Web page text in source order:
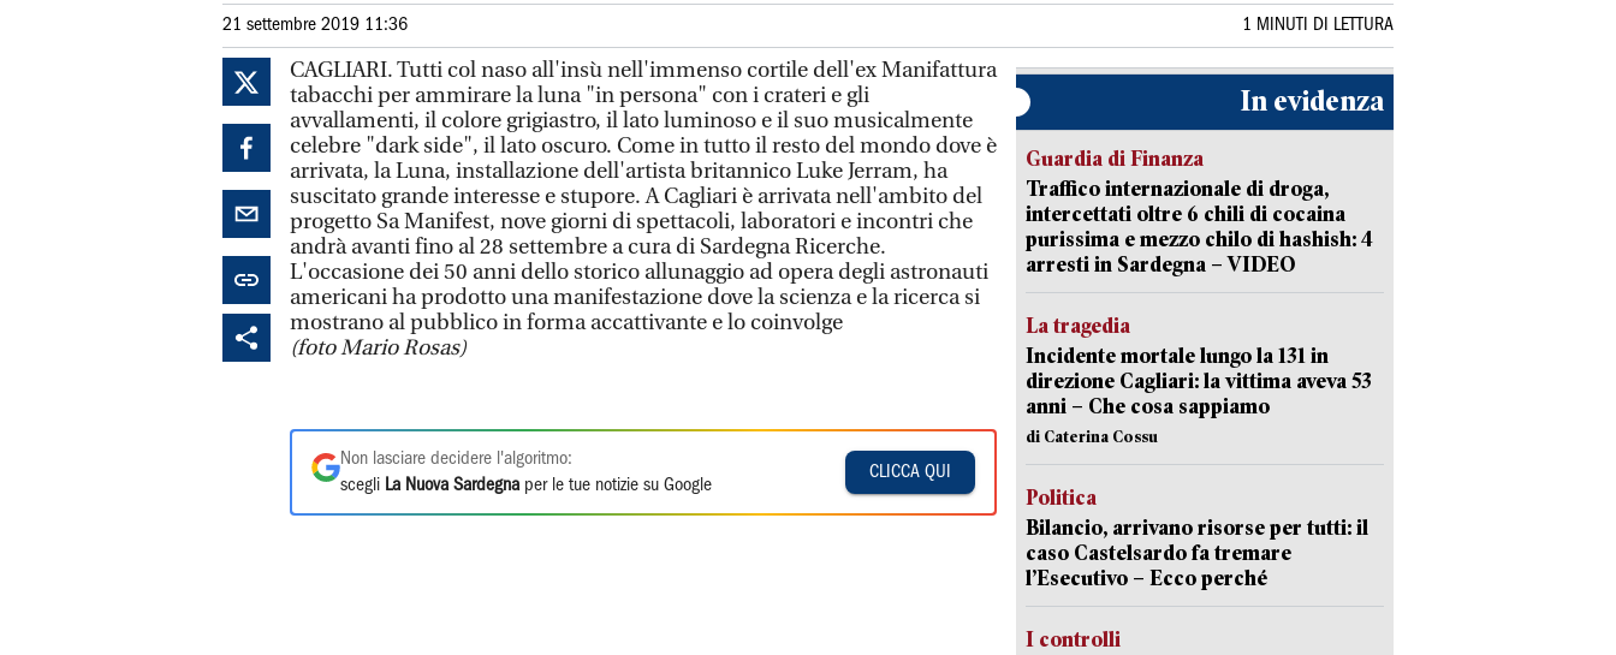
21 settembre 2019 11:36 1 MINUTI DI LETTURA
CAGLIARI. Tutti col naso all'insù nell'immenso cortile dell'ex Manifattura
tabacchi per ammirare la luna "in persona" con i crateri e gli
avvallamenti, il colore grigiastro, il lato luminoso e il suo musicalmente
celebre "dark side", il lato oscuro. Come in tutto il resto del mondo dove è
arrivata, la Luna, installazione dell'artista britannico Luke Jerram, ha
suscitato grande interesse e stupore. A Cagliari è arrivata nell'ambito del
progetto Sa Manifest, nove giorni di spettacoli, laboratori e incontri che
andrà avanti fino al 28 settembre a cura di Sardegna Ricerche.
L'occasione dei 50 anni dello storico allunaggio ad opera degli astronauti
americani ha prodotto una manifestazione dove la scienza e la ricerca si
mostrano al pubblico in forma accattivante e lo coinvolge
(foto Mario Rosas)
Non lasciare decidere l'algoritmo:
scegli La Nuova Sardegna per le tue notizie su Google
CLICCA QUI
In evidenza
Guardia di Finanza
Traffico internazionale di droga,
intercettati oltre 6 chili di cocaina
purissima e mezzo chilo di hashish: 4
arresti in Sardegna – VIDEO
La tragedia
Incidente mortale lungo la 131 in
direzione Cagliari: la vittima aveva 53
anni – Che cosa sappiamo
di Caterina Cossu
Politica
Bilancio, arrivano risorse per tutti: il
caso Castelsardo fa tremare
l’Esecutivo – Ecco perché
I controlli